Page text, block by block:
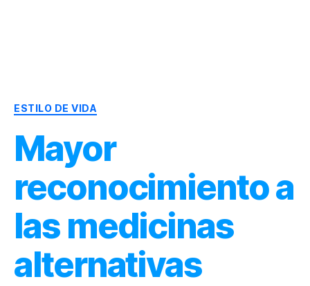
Terapia
Nutricional
y
Nutrición
ESTILO DE VIDA
Mayor
reconocimiento a
las medicinas
alternativas